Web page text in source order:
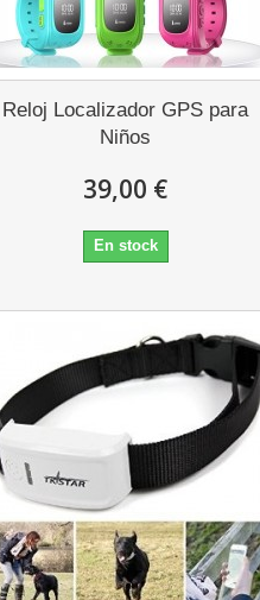
Reloj Localizador GPS para
Niños
39,00 €
En stock